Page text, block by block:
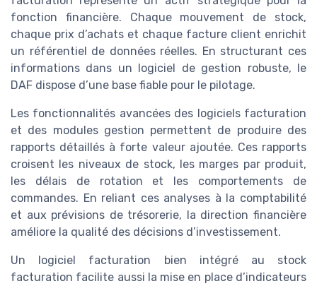
fonction financière. Chaque mouvement de stock,
chaque prix d’achats et chaque facture client enrichit
un référentiel de données réelles. En structurant ces
informations dans un logiciel de gestion robuste, le
DAF dispose d’une base fiable pour le pilotage.
Les fonctionnalités avancées des logiciels facturation
et des modules gestion permettent de produire des
rapports détaillés à forte valeur ajoutée. Ces rapports
croisent les niveaux de stock, les marges par produit,
les délais de rotation et les comportements de
commandes. En reliant ces analyses à la comptabilité
et aux prévisions de trésorerie, la direction financière
améliore la qualité des décisions d’investissement.
Un logiciel facturation bien intégré au stock
facturation facilite aussi la mise en place d’indicateurs